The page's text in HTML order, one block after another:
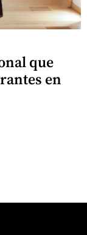
que
en